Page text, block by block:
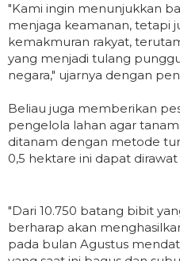
"Kami ingin menunjukkan
menjaga keamanan, tetapi
kemakmuran rakyat,
yang menjadi tulang
negara," ujarnya dengan
Beliau juga memberikan
pengelola lahan agar
ditanam dengan metode
0,5 hektare ini dapat
"Dari 10.750 batang bibit
berharap akan
pada bulan Agustus